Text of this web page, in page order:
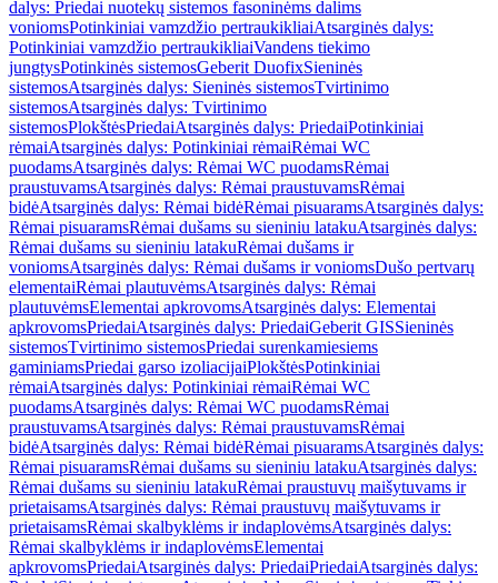
dalys: Priedai nuotekų sistemos fasoninėms dalims
voniomsPotinkiniai vamzdžio pertraukikliaiAtsarginės dalys:
Potinkiniai vamzdžio pertraukikliaiVandens tiekimo
jungtysPotinkinės sistemosGeberit DuofixSieninės
sistemosAtsarginės dalys: Sieninės sistemosTvirtinimo
sistemosAtsarginės dalys: Tvirtinimo
sistemosPlokštėsPriedaiAtsarginės dalys: PriedaiPotinkiniai
rėmaiAtsarginės dalys: Potinkiniai rėmaiRėmai WC
puodamsAtsarginės dalys: Rėmai WC puodamsRėmai
praustuvamsAtsarginės dalys: Rėmai praustuvamsRėmai
bidėAtsarginės dalys: Rėmai bidėRėmai pisuaramsAtsarginės dalys:
Rėmai pisuaramsRėmai dušams su sieniniu latakuAtsarginės dalys:
Rėmai dušams su sieniniu latakuRėmai dušams ir
voniomsAtsarginės dalys: Rėmai dušams ir voniomsDušo pertvarų
elementaiRėmai plautuvėmsAtsarginės dalys: Rėmai
plautuvėmsElementai apkrovomsAtsarginės dalys: Elementai
apkrovomsPriedaiAtsarginės dalys: PriedaiGeberit GISSieninės
sistemosTvirtinimo sistemosPriedai surenkamiesiems
gaminiamsPriedai garso izoliacijaiPlokštėsPotinkiniai
rėmaiAtsarginės dalys: Potinkiniai rėmaiRėmai WC
puodamsAtsarginės dalys: Rėmai WC puodamsRėmai
praustuvamsAtsarginės dalys: Rėmai praustuvamsRėmai
bidėAtsarginės dalys: Rėmai bidėRėmai pisuaramsAtsarginės dalys:
Rėmai pisuaramsRėmai dušams su sieniniu latakuAtsarginės dalys:
Rėmai dušams su sieniniu latakuRėmai praustuvų maišytuvams ir
prietaisamsAtsarginės dalys: Rėmai praustuvų maišytuvams ir
prietaisamsRėmai skalbyklėms ir indaplovėmsAtsarginės dalys:
Rėmai skalbyklėms ir indaplovėmsElementai
apkrovomsPriedaiAtsarginės dalys: PriedaiPriedaiAtsarginės dalys: